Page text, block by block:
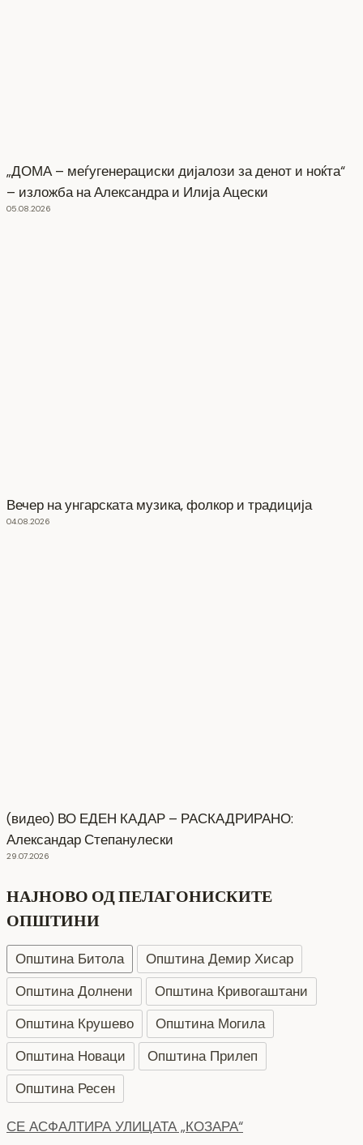
„ДОМА – меѓугенерациски дијалози за денот и ноќта“
– изложба на Александра и Илија Ацески
05.08.2026
Вечер на унгарската музика, фолкор и традиција
04.08.2026
(видео) ВО ЕДЕН КАДАР – РАСКАДРИРАНО:
Александар Степанулески
29.07.2026
НАЈНОВО ОД ПЕЛАГОНИСКИТЕ
ОПШТИНИ
Општина Битола
Општина Демир Хисар
Општина Долнени
Општина Кривогаштани
Општина Крушево
Општина Могила
Општина Новаци
Општина Прилеп
Општина Ресен
СЕ АСФАЛТИРА УЛИЦАТА „КОЗАРА“
6 август 2026
НОВ ПАРКИНГ ПРОСТОР ВО БИТОЛА